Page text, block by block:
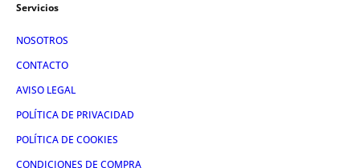
Servicios
NOSOTROS
CONTACTO
AVISO LEGAL
POLÍTICA DE PRIVACIDAD
POLÍTICA DE COOKIES
CONDICIONES DE COMPRA